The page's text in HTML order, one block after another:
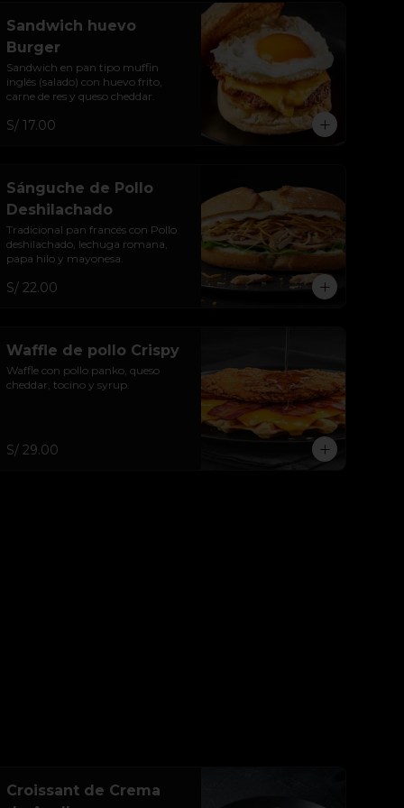
Sandwich huevo
Burger
Sandwich en pan tipo muffin
inglés (salado) con huevo frito,
carne de res y queso cheddar.
S/ 17.00
Sánguche de Pollo
Deshilachado
Tradicional pan francés con Pollo
deshilachado, lechuga romana,
papa hilo y mayonesa.
S/ 22.00
Waffle de pollo Crispy
Waffle con pollo panko, queso
cheddar, tocino y syrup.
S/ 29.00
Croissant de Crema